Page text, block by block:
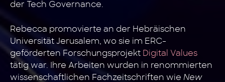
der Tech Governance.
Rebecca promovierte an der Hebräischen
Universität Jerusalem, wo sie im ERC-
geförderten Forschungsprojekt
Digital Values
tätig war. Ihre Arbeiten wurden in renommierten
wissenschaftlichen Fachzeitschriften wie New